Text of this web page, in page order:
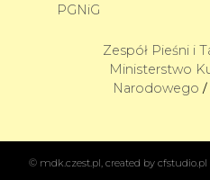
PGNiG
Zespół Pieśni i
Ministerstwo
Narodowego /
© mdk.czest.pl , created by cfstudio.pl